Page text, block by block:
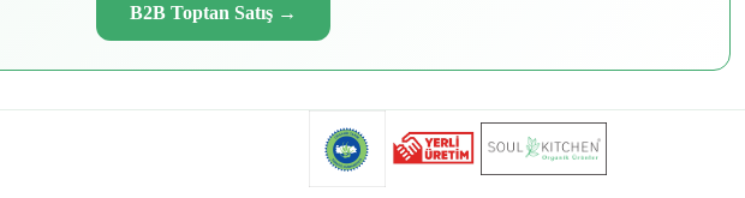
B2B Toptan Satış→